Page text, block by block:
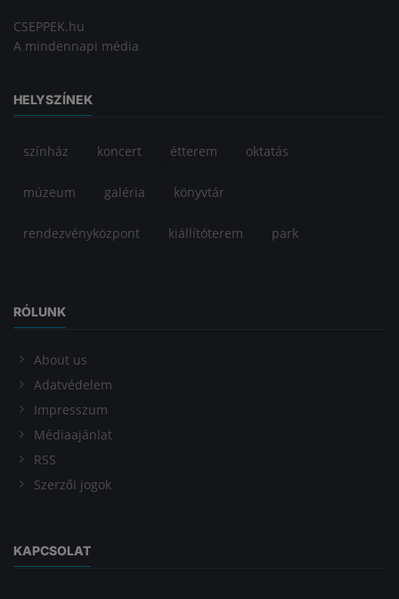
CSEPPEK.hu
A mindennapi média
HELYSZÍNEK
színház koncert étterem oktatás
múzeum galéria könyvtár
rendezvényközpont kiállítóterem park
RÓLUNK
About us
Adatvédelem
Impresszum
Médiaajánlat
RSS
Szerzői jogok
KAPCSOLAT